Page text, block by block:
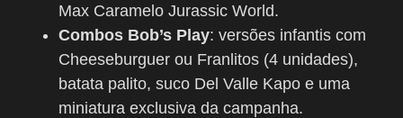
Max Caramelo Jurassic World.
Combos Bob’s Play: versões infantis com
Cheeseburguer ou Franlitos (4 unidades),
batata palito, suco Del Valle Kapo e uma
miniatura exclusiva da campanha.